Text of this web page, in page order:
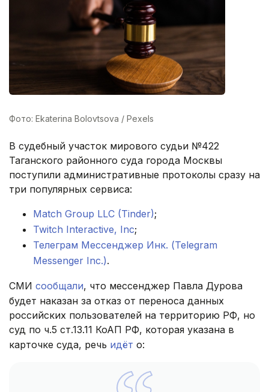
Фото: Ekaterina Bolovtsova / Pexels
В судебный участок мирового судьи №422
Таганского районного суда города Москвы
поступили административные протоколы сразу на
три популярных сервиса:
Match Group LLC (Tinder);
Twitch Interactive, Inc;
Телеграм Мессенджер Инк. (Telegram
Messenger Inc.).
СМИ сообщали, что мессенджер Павла Дурова
будет наказан за отказ от переноса данных
российских пользователей на территорию РФ, но
суд по ч.5 ст.13.11 КоАП РФ, которая указана в
карточке суда, речь идёт о: